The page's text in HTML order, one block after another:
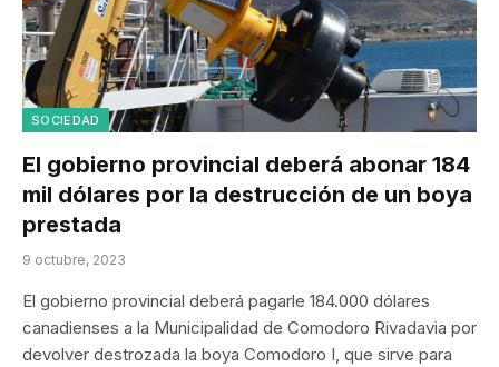
SOCIEDAD
El gobierno provincial deberá abonar 184
mil dólares por la destrucción de un boya
prestada
9 octubre, 2023
El gobierno provincial deberá pagarle 184.000 dólares
canadienses a la Municipalidad de Comodoro Rivadavia por
devolver destrozada la boya Comodoro I, que sirve para